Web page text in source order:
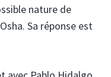
nature de
Sa réponse est